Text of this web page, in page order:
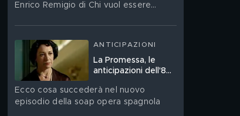
Enrico Remigio di Chi vuol essere
Sallustio di Passaparola
ANTICIPAZIONI
La Promessa, le
anticipazioni dell'8
serata
Ecco cosa succederà nel nuovo
episodio della soap opera spagnola